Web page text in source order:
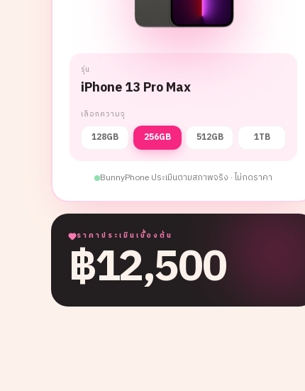
รุ่น
iPhone 13 Pro Max
เลือกความจุ
128GB 256GB 512GB 1TB
BunnyPhone ประเมินตามสภาพจริง · ไม่กดราคา
ราคาประเมินเบื้องต้น
฿12,500